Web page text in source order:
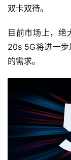
双卡双待。
目前市场上，绝
20s 5G将进一
的需求。